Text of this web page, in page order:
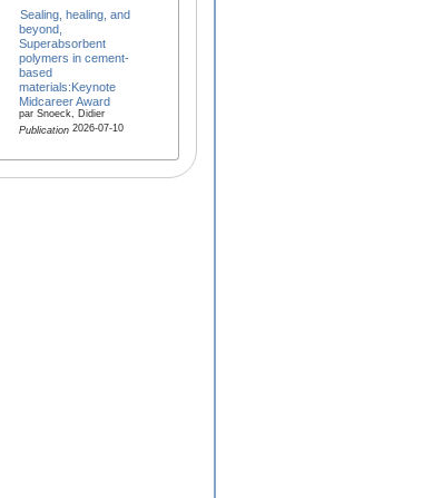
Sealing, healing, and
beyond,
Superabsorbent
polymers in cement-
based
materials:Keynote
Midcareer Award
par Snoeck, Didier
Publication2026-07-10